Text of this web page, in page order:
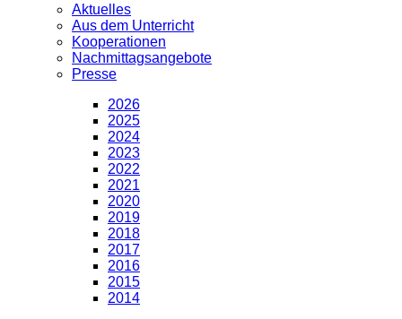
Aktuelles
Aus dem Unterricht
Kooperationen
Nachmittagsangebote
Presse
2026
2025
2024
2023
2022
2021
2020
2019
2018
2017
2016
2015
2014